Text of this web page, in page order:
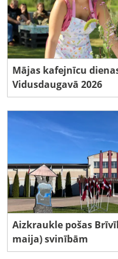
Mājas kafejnīcu
Vidusdaugavā 2026
Aizkraukle pošas
maija) svinībām